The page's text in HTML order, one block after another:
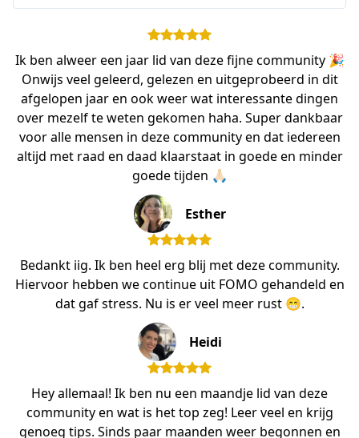
Ik ben alweer een jaar lid van deze fijne community 🎉
Onwijs veel geleerd, gelezen en uitgeprobeerd in dit
afgelopen jaar en ook weer wat interessante dingen
over mezelf te weten gekomen haha. Super dankbaar
voor alle mensen in deze community en dat iedereen
altijd met raad en daad klaarstaat in goede en minder
goede tijden 🙏🏻
Esther
Bedankt iig. Ik ben heel erg blij met deze community.
Hiervoor hebben we continue uit FOMO gehandeld en
dat gaf stress. Nu is er veel meer rust 😁.
Heidi
Hey allemaal! Ik ben nu een maandje lid van deze
community en wat is het top zeg! Leer veel en krijg
genoeg tips. Sinds paar maanden weer begonnen en